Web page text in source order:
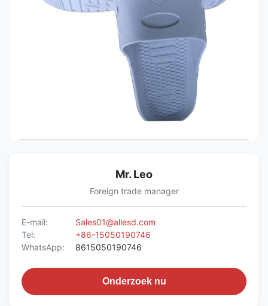
Mr. Leo
Foreign trade manager
E-mail:
Sales01@allesd.com
Tel:
+86-15050190746
WhatsApp:
8615050190746
Onderzoek nu